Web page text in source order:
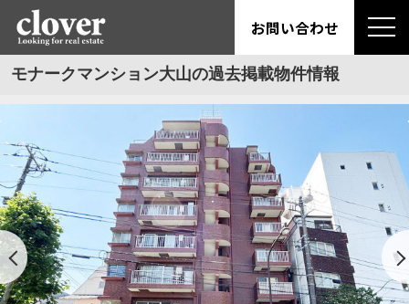
お問い合わせ
モナークマンション大山の過去掲載物件情報